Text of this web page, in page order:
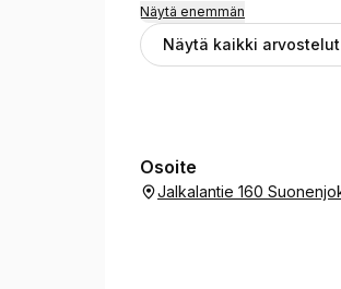
Näytä enemmän
Näytä kaikki arvostelut
Osoite
Jalkalantie 160